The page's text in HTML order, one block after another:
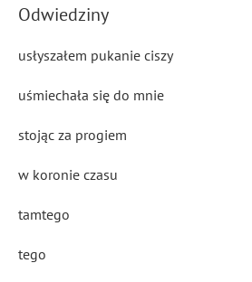
Odwiedziny
usłyszałem pukanie ciszy
uśmiechała się do mnie
stojąc za progiem
w koronie czasu
tamtego
tego